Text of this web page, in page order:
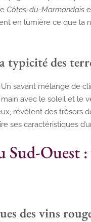
Côtes-du-Marmandais
en lumière ce que la
typicité des
savant mélange de
avec le soleil et le
révèlent des trésors
ses caractéristiques
Sud-Ouest
des vins